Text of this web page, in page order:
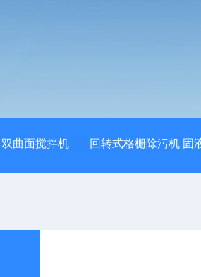
双曲面搅拌机 回转式格栅除污机 固